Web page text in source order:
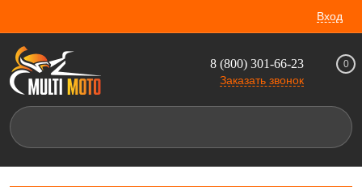
Вход
8 (800) 301-66-23
Заказать звонок
0